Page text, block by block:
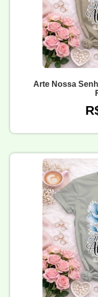
Arte Nossa